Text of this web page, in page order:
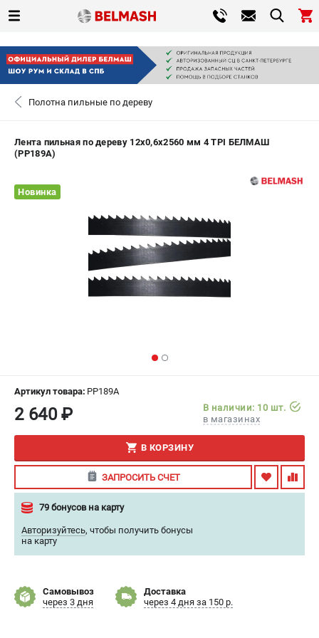
СЕРВИС
СРАВНЕНИЕ ( 0 )
ВХОД ИЛИ РЕГИСТРАЦИЯ
ЗАКАЗАТЬ ЗАПЧАСТЬ
САНКТ-ПЕТЕРБУРГ
0
Сервисный центр
Правила обмена и возврата
ИНФОРМАЦИЯ
Способы оплаты
Полотна пильные по дереву
Лента пильная по дереву 12х0,6х2560 мм 4 TPI БЕЛМАШ
(PP189A)
Новинка
Артикул товара: PP189A
2 640 ₽
В наличии: 10 шт.
в магазинах
В КОРЗИНУ
ЗАПРОСИТЬ СЧЕТ
79 бонусов на карту
Авторизуйтесь, чтобы получить бонусы
на карту
Самовывоз
через 3 дня
Доставка
через 4 дня за 150 р.